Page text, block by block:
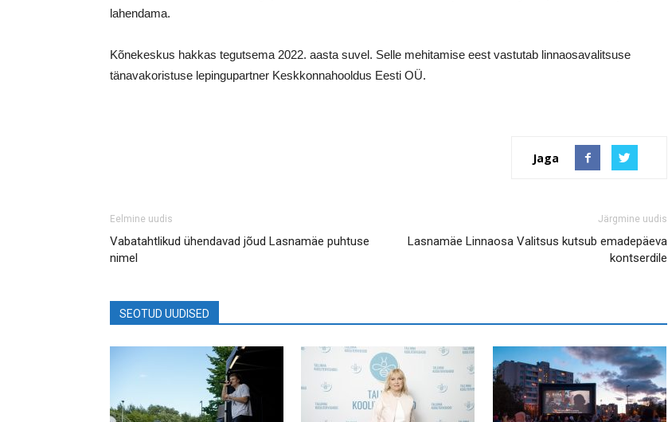
lahendama.
Kõnekeskus hakkas tegutsema 2022. aasta suvel. Selle mehitamise eest vastutab linnaosavalitsuse
tänavakoristuse lepingupartner Keskkonnahooldus Eesti OÜ.
Jaga
Eelmine uudis
Vabatahtlikud ühendavad jõud Lasnamäe puhtuse
nimel
Järgmine uudis
Lasnamäe Linnaosa Valitsus kutsub emadepäeva
kontserdile
SEOTUD UUDISED